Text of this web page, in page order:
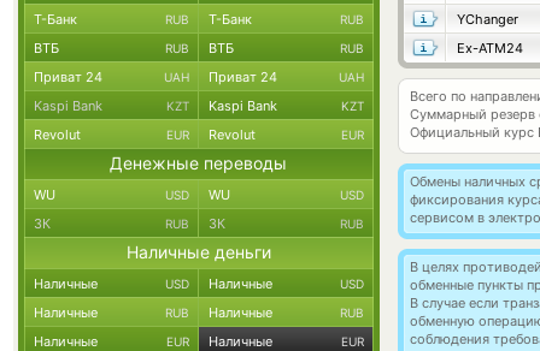
YChanger
Ex-ATM24
Всего по
Суммарный резерв
Официальный курс
Обмены наличных
фиксирования
сервисом в
В целях
обменные пункты
В случае если
обменную
соблюдения
Т-Банк RUB Т-Банк RUB
ВТБ RUB ВТБ RUB
Приват 24 UAH Приват 24 UAH
Kaspi Bank KZT Kaspi Bank KZT
Revolut EUR Revolut EUR
Денежные переводы
WU USD WU USD
ЗК RUB ЗК RUB
Наличные деньги
Наличные USD Наличные USD
Наличные RUB Наличные RUB
Наличные EUR Наличные EUR